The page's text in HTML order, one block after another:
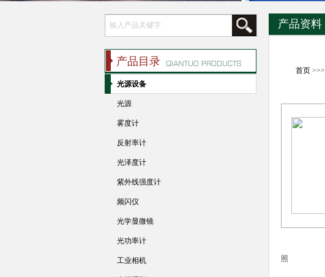
产品资料
首页>>>
照
产品目录
光源设备
光源
雾度计
反射率计
光泽度计
紫外线强度计
频闪仪
光学显微镜
光功率计
工业相机